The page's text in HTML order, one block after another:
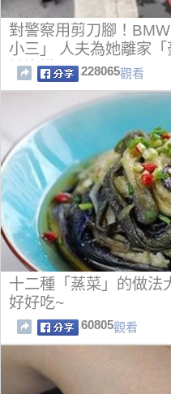
對警察用剪刀腳！
小三」 人夫為她離家
她沒轍
228065觀看
十二種「蒸菜」的做法
好好吃~
60805觀看